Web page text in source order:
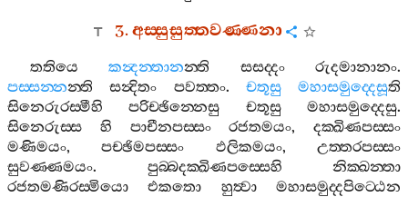
3.අස‍්සුසුත‍්තවණ‍්ණනා
තතියෙ කන්‍දන‍්තානන‍්ති සසද‍්දං රුදමානානං.
පස‍්සන‍්නන‍්ති සන්‍දිතං පවත‍්තං. චතූසු මහාසමුද‍්දෙසූති
සිනෙරුරස‍්මීහි
පරිච‍්ඡින‍්නෙසු චතූසු මහාසමුද‍්දෙසු.
සිනෙරුස‍්ස
හි පාචීනපස‍්සං රජතමයං, දක‍්ඛිණපස‍්සං
මණිමයං,පච‍්ඡිමපස‍්සං ඵලිකමයං,උත‍්තරපස‍්සං
සුවණ‍්ණමයං. පුබ‍්බදක‍්ඛිණපස‍්සෙහි
නික‍්ඛන‍්තා
රජතමණිරස‍්මියො
එකතො හුත්‍වා
මහාසමුද‍්දපිට‍්ඨෙන